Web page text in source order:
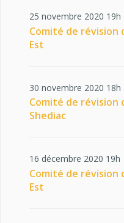
25 novembre 2020 19h
Comité de révision
Est
30 novembre 2020 18h
Comité de révision
Shediac
16 décembre 2020 19h
Comité de révision
Est